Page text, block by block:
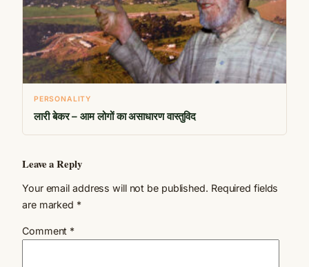
PERSONALITY
लारी बेकर – आम लोगों का असाधारण वास्तुविद
Leave a Reply
Your email address will not be published. Required fields
are marked *
Comment *